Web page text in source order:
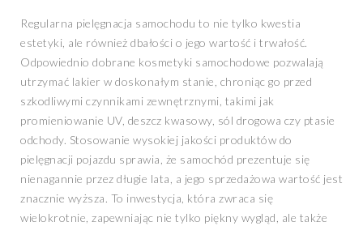
Regularna pielęgnacja samochodu to nie tylko kwestia
estetyki, ale również dbałości o jego wartość i trwałość.
Odpowiednio dobrane kosmetyki samochodowe pozwalają
utrzymać lakier w doskonałym stanie, chroniąc go przed
szkodliwymi czynnikami zewnętrznymi, takimi jak
promieniowanie UV, deszcz kwasowy, sól drogowa czy ptasie
odchody. Stosowanie wysokiej jakości produktów do
pielęgnacji pojazdu sprawia, że samochód prezentuje się
nienagannie przez długie lata, a jego sprzedażowa wartość jest
znacznie wyższa. To inwestycja, która zwraca się
wielokrotnie, zapewniając nie tylko piękny wygląd, ale także